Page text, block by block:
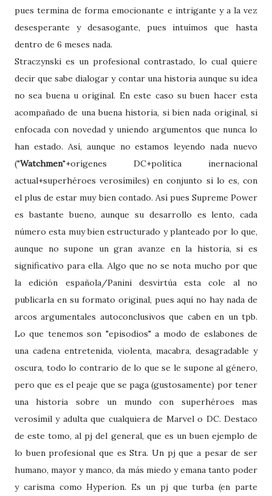
pues termina de forma emocionante e intrigante y a la vez
desesperante y desasogante, pues intuímos que hasta
dentro de 6 meses nada.
Straczynski es un profesional contrastado, lo cual quiere
decir que sabe dialogar y contar una historia aunque su idea
no sea buena u original. En este caso su buen hacer esta
acompañado de una buena historia, si bien nada original, si
enfocada con novedad y uniendo argumentos que nunca lo
han estado. Así, aunque no estamos leyendo nada nuevo
("Watchmen"+orígenes DC+política inernacional
actual+superhéroes verosímiles) en conjunto si lo es, con
el plus de estar muy bien contado. Así pues Supreme Power
es bastante bueno, aunque su desarrollo es lento, cada
número esta muy bien estructurado y planteado por lo que,
aunque no supone un gran avanze en la historia, si es
significativo para ella. Algo que no se nota mucho por que
la edición española/Panini desvirtúa esta cole al no
publicarla en su formato original, pues aquí no hay nada de
arcos argumentales autoconclusivos que caben en un tpb.
Lo que tenemos son "episodios" a modo de eslabones de
una cadena entretenida, violenta, macabra, desagradable y
oscura, todo lo contrario de lo que se le supone al género,
pero que es el peaje que se paga (gustosamente) por tener
una historia sobre un mundo con superhéroes mas
verosímil y adulta que cualquiera de Marvel o DC. Destaco
de este tomo, al pj del general, que es un buen ejemplo de
lo buen profesional que es Stra. Un pj que a pesar de ser
humano, mayor y manco, da más miedo y emana tanto poder
y carisma como Hyperion. Es un pj que turba (en parte